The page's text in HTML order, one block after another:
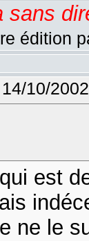
sans
édition
14/10/
est
ne le